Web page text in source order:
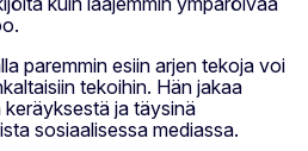
paremmin esiin arjen tekoja voi
tekoihin. Hän jakaa
keräyksestä ja täysinä
sosiaalisessa mediassa.